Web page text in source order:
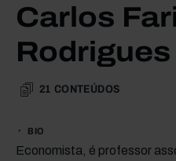
Carlos
Rodrigues
21 CONTEÚDOS
BIO
Economista, é professor